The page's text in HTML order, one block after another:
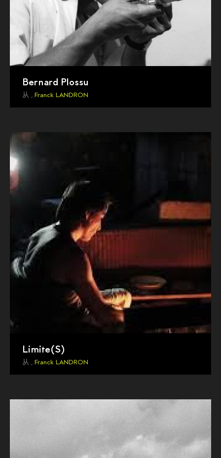
Bernard Plossu
从 , Franck LANDRON
Limite(S)
从 , Franck LANDRON